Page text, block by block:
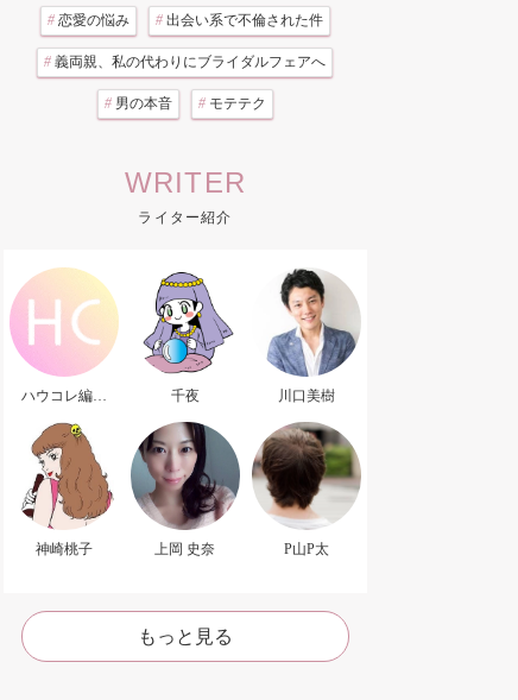
# 恋愛の悩み # 出会い系で不倫された件
# 義両親、私の代わりにブライダルフェアへ
# 男の本音 # モテテク
WRITER
ライター紹介
ハウコレ編集
千夜 川口美樹
神崎桃子 上岡 史奈 P山P太
もっと見る